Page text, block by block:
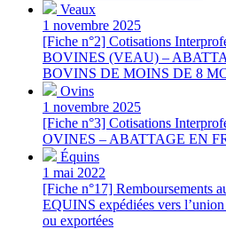
Veaux
1 novembre 2025
[Fiche n°2] Cotisations
BOVINES (VEAU) –
BOVINS DE MOINS DE 8
Ovins
1 novembre 2025
[Fiche n°3] Cotisations
OVINES – ABATTAGE EN
Équins
1 mai 2022
[Fiche n°17] Remboursements
EQUINS expédiées vers
ou exportées